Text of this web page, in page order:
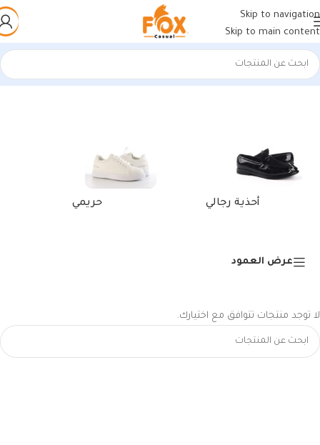
Skip to navigation
Skip to main content
الرئيسية/منتجات تحت الوسم “أحذية رجالية عالية الجودة”
أحذية رجالي حريمي
عرض العمود
لا توجد منتجات تتوافق مع اختيارك.